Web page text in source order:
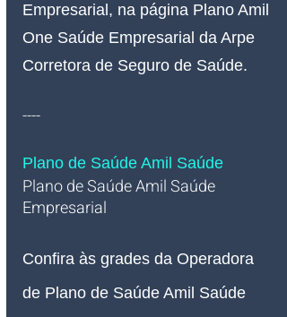
Empresarial, na página Plano Amil
One Saúde Empresarial da Arpe
Corretora de Seguro de Saúde.
----
Plano de Saúde Amil Saúde
Plano de Saúde Amil Saúde
Empresarial
Confira às grades da Operadora
de Plano de Saúde Amil Saúde